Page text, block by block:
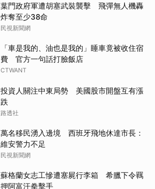
葉門政府軍遭胡塞武裝襲擊 飛彈無人機轟
炸奪至少38命
民視新聞網
「車是我的、油也是我的」睡車竟被收住宿
費 官方一句話打臉飯店
CTWANT
投資人關注中東局勢 美國股市開盤互有漲
跌
路透社
萬名移民湧入邊境 西班牙飛地休達市長：
維安警力不足
民視新聞網
蘇格蘭女志工慘遭塞屍行李箱 希臘下令羈
押阿富汗拳擊手